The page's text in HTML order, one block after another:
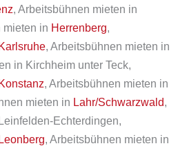
, Arbeitsbühnen mieten in
mieten in Herrenberg,
Karlsruhe, Arbeitsbühnen mieten in
in Kirchheim unter Teck,
Konstanz, Arbeitsbühnen mieten in
mieten in Lahr/Schwarzwald,
Echterdingen,
Leonberg, Arbeitsbühnen mieten in